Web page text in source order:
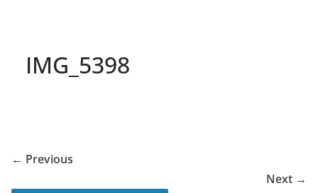
IMG_5398
← Previous
Next →